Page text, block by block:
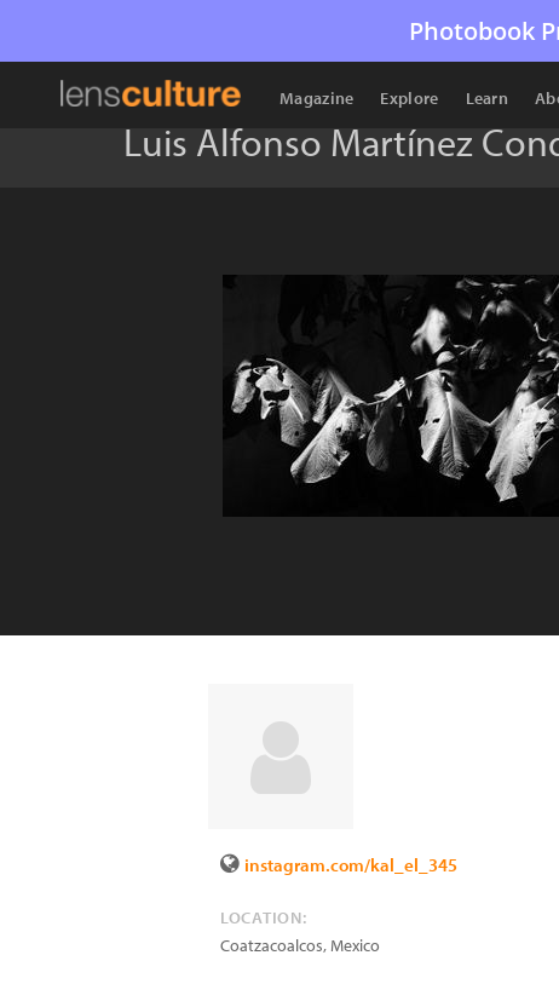
Photobook
Magazine Explore Learn
Luis Alfonso Martínez
instagram.com/kal_el_345
LOCATION:
Coatzacoalcos,Mexico